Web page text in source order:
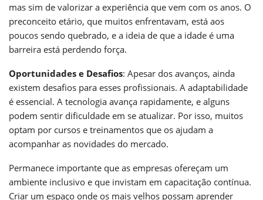
mas sim de valorizar a experiência que vem com os anos. O
preconceito etário, que muitos enfrentavam, está aos
poucos sendo quebrado, e a ideia de que a idade é uma
barreira está perdendo força.
Oportunidades e Desafios: Apesar dos avanços, ainda
existem desafios para esses profissionais. A adaptabilidade
é essencial. A tecnologia avança rapidamente, e alguns
podem sentir dificuldade em se atualizar. Por isso, muitos
optam por cursos e treinamentos que os ajudam a
acompanhar as novidades do mercado.
Permanece importante que as empresas ofereçam um
ambiente inclusivo e que invistam em capacitação contínua.
Criar um espaço onde os mais velhos possam aprender